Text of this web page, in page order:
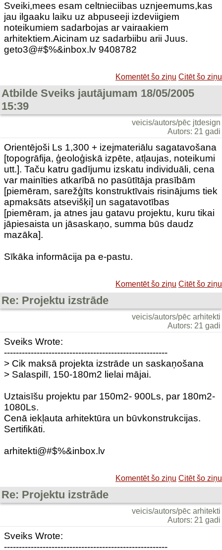
Sveiki,mees esam celtnieciibas uznjeemums,kas
jau ilgaaku laiku uz abpuseeji izdeviigiem
noteikumiem sadarbojas ar vairaakiem
arhitektiem.Aicinam uz sadarbiibu arii Juus.
geto3@#$%&inbox.lv 9408782
Komentēt šo ziņu Citēt šo ziņu
Atbilde Sveiks jautājumam 18/05/2005
15:39
veicis/autors/pēc jtdesign
Autors: 21 gadi
Orientējoši Ls 1,300 + izejmateriālu sagatavošana
[topogrāfija, ģeoloģiskā izpēte, atļaujas, noteikumi
utt.]. Taču katru gadījumu izskatu individuāli, cena
var mainīties atkarībā no pasūtītāja prasībām
[piemēram, sarežģīts konstruktīvais risinājums tiek
apmaksāts atsevišķi] un sagatavotības
[piemēram, ja atnes jau gatavu projektu, kuru tikai
jāpiesaista un jāsaskaņo, summa būs daudz
mazāka].
Sīkāka informācija pa e-pastu.
Komentēt šo ziņu Citēt šo ziņu
Re: Projektu izstrāde
veicis/autors/pēc arhitekti
Autors: 21 gadi
Sveiks Wrote:
-------------------------------------------------------
> Cik maksā projekta izstrāde un saskaņošana
> Salaspilī, 150-180m2 lielai mājai.
Uztaisīšu projektu par 150m2- 900Ls, par 180m2-
1080Ls.
Cenā iekļauta arhitektūra un būvkonstrukcijas.
Sertifikāti.
arhitekti@#$%&inbox.lv
Komentēt šo ziņu Citēt šo ziņu
Re: Projektu izstrāde
veicis/autors/pēc arhitekti
Autors: 21 gadi
Sveiks Wrote:
-------------------------------------------------------